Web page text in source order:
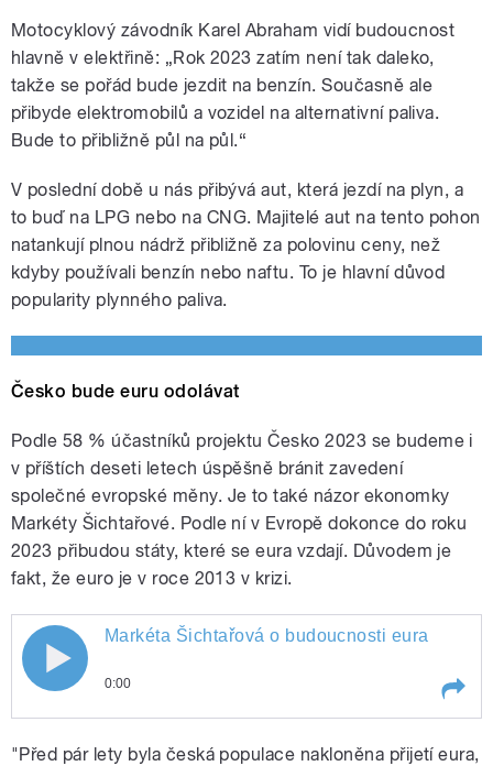
Motocyklový závodník Karel Abraham vidí budoucnost
hlavně v elektřině: „Rok 2023 zatím není tak daleko,
takže se pořád bude jezdit na benzín. Současně ale
přibyde elektromobilů a vozidel na alternativní paliva.
Bude to přibližně půl na půl.“
V poslední době u nás přibývá aut, která jezdí na plyn, a
to buď na LPG nebo na CNG. Majitelé aut na tento pohon
natankují plnou nádrž přibližně za polovinu ceny, než
kdyby používali benzín nebo naftu. To je hlavní důvod
popularity plynného paliva.
Česko bude euru odolávat
Podle 58 % účastníků projektu Česko 2023 se budeme i
v příštích deseti letech úspěšně bránit zavedení
společné evropské měny. Je to také názor ekonomky
Markéty Šichtařové. Podle ní v Evropě dokonce do roku
2023 přibudou státy, které se eura vzdají. Důvodem je
fakt, že euro je v roce 2013 v krizi.
Markéta Šichtařová o budoucnosti eura
0:00
"Před pár lety byla česká populace nakloněna přijetí eura,